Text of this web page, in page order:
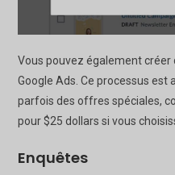
Vous pouvez également
Google Ads. Ce processus
parfois des offres spéciales,
pour $25 dollars si vous
Enquêtes